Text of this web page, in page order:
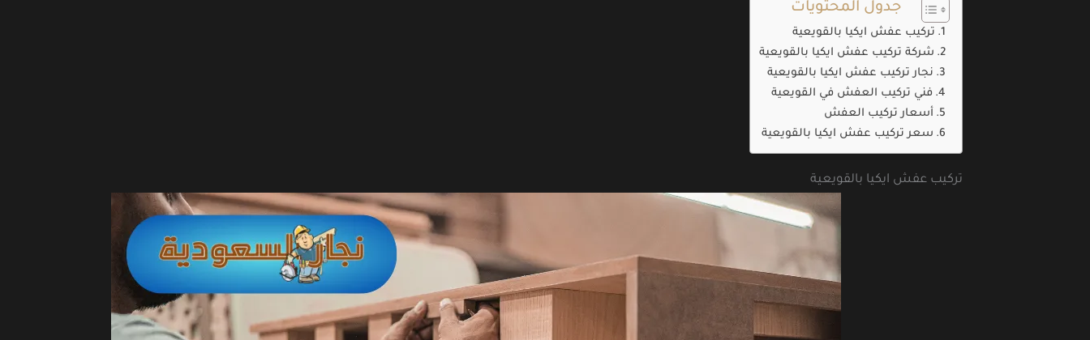
جدول المحتويات
تركيب عفش ايكيا بالقويعية
شركة تركيب عفش ايكيا بالقويعية
نجار تركيب عفش ايكيا بالقويعية
فني تركيب العفش في القويعية
أسعار تركيب العفش
سعر تركيب عفش ايكيا بالقويعية
تركيب عفش ايكيا بالقويعية